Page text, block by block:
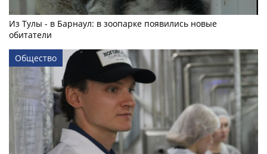
Из Тулы - в Барнаул: в зоопарке появились новые
обитатели
Общество